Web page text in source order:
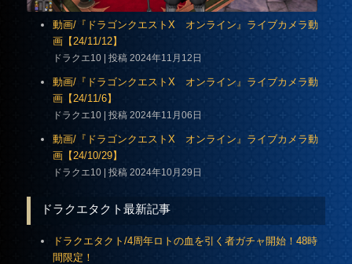
動画/『ドラゴンクエストX オンライン』ライブカメラ動
画【24/11/12】
ドラクエ10 投稿 2024年11月12日
動画/『ドラゴンクエストX オンライン』ライブカメラ動
画【24/11/6】
ドラクエ10 投稿 2024年11月06日
動画/『ドラゴンクエストX オンライン』ライブカメラ動
画【24/10/29】
ドラクエ10 投稿 2024年10月29日
ドラクエタクト最新記事
ドラクエタクト/4周年ロトの血を引く者ガチャ開始！48時
間限定！